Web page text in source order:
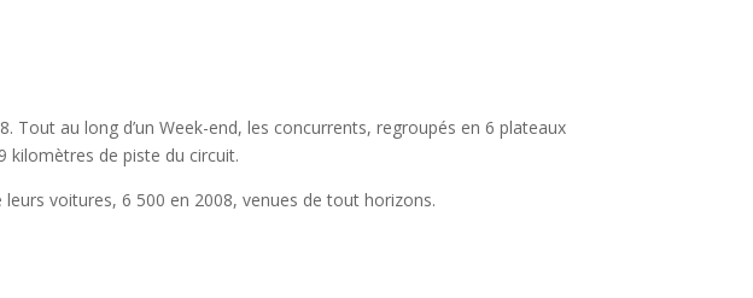
Tout au long d’un Week-end, les concurrents, regroupés en 6 plateaux
kilomètres de piste du circuit.
leurs voitures, 6 500 en 2008, venues de tout horizons.